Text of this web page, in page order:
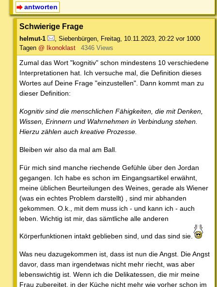
antworten
Schwierige Frage
helmut-1 Siebenbürgen Freitag, 10.11.2023, 20:22 vor 1000
Tagen @ Ikonoklast 4346 Views
Zumal das Wort "kognitiv" schon mindestens 10 verschiedene
Interpretationen hat. Ich versuche mal, die Definition dieses
Wortes auf Deine Frage "einzustellen". Dann kommt man zu
dieser Definition:
Kognitiv sind die menschlichen Fähigkeiten, die mit Denken,
Wissen, Erinnern und Wahrnehmen in Verbindung stehen.
Hierzu zählen auch kreative Prozesse.
Bleiben wir also da mal am Ball.
Für mich sind manche riechende Gefühle über den Jordan
gegangen. Ich habe es schon im Eingangsartikel erwähnt,
meine üblichen Beurteilungen des Weines, gerade als Wiener
(was ein echtes Problem darstellt) , sind mir abhanden
gekommen. O.k., mit dem muss ich - und kann ich - auch
leben. Wichtig ist mir, das sämtliche alle anderen
Körperfunktionen intakt geblieben sind, und das sind sie.
Was neu dazugekommen ist, dass ist nun die Angst. Die Angst
davor, dass man irgendetwas nicht mehr riecht, was aber
lebenswichtig ist. Wenn ich die Delikatessen, die mir meine
Frau zubereitet, in der Küche nicht mehr wie vorher schon im